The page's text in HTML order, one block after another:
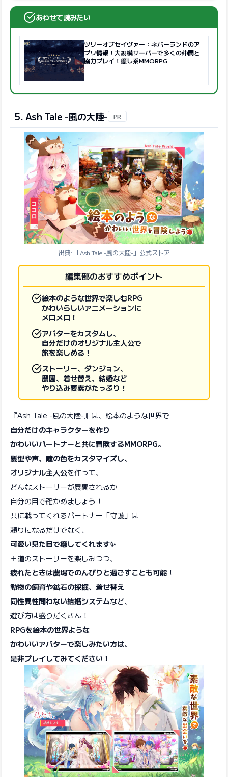
あわせて読みたい
ツリーオブセイヴァー：ネバーランドのア
プリ情報！大規模サーバーで多くの仲間と
協力プレイ！癒し系MMORPG
5. Ash Tale -風の大陸- PR
出典: 「Ash Tale -風の大陸-」公式ストア
編集部のおすすめポイント
絵本のような世界で楽しむRPG
かわいらしいアニメーションに
メロメロ！
アバターをカスタムし、
自分だけのオリジナル主人公で
旅を楽しめる！
ストーリー、ダンジョン、
農園、着せ替え、結婚など
やり込み要素がたっぷり！
『Ash Tale -風の大陸-』は、絵本のような世界で
自分だけのキャラクターを作り
かわいいパートナーと共に冒険するMMORPG。
髪型や声、瞳の色をカスタマイズし、
オリジナル主人公を作って、
どんなストーリーが展開されるか
自分の目で確かめましょう！
共に戦ってくれるパートナー「守護」は
頼りになるだけでなく、
可愛い見た目で癒してくれます✨
王道のストーリーを楽しみつつ、
疲れたときは農場でのんびりと過ごすことも可能 ！
動物の飼育や鉱石の採掘、着せ替え
同性異性問わない結婚システムなど、
遊び方は盛りだくさん！
RPGを絵本の世界ような
かわいいアバターで楽しみたい方は、
是非プレイしてみてください！